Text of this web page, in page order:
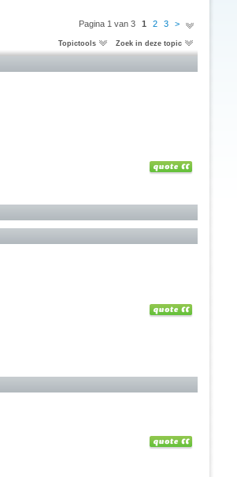
Pagina 1 van 3 1 2 3 >
Topictools Zoek in deze topic